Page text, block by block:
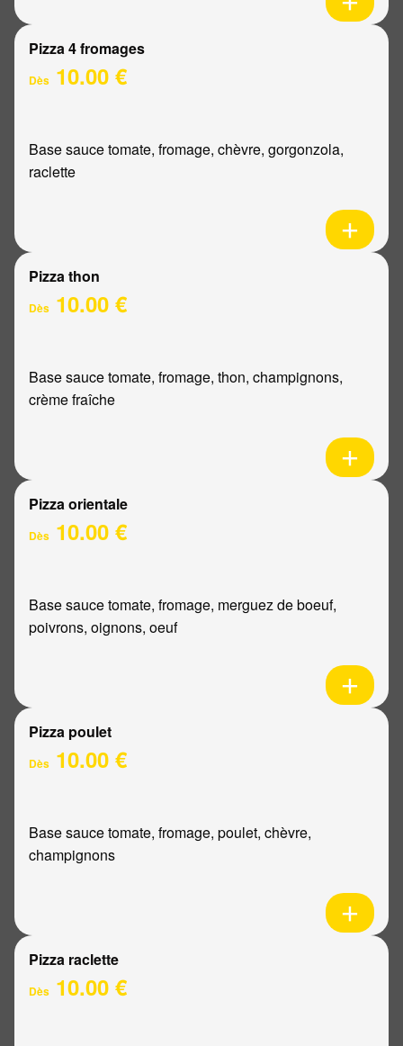
Pizza 4 fromages
Dès 10.00 €
Base sauce tomate, fromage, chèvre, gorgonzola,
raclette
Pizza thon
Dès 10.00 €
Base sauce tomate, fromage, thon, champignons,
crème fraîche
Pizza orientale
Dès 10.00 €
Base sauce tomate, fromage, merguez de boeuf,
poivrons, oignons, oeuf
Pizza poulet
Dès 10.00 €
Base sauce tomate, fromage, poulet, chèvre,
champignons
Pizza raclette
Dès 10.00 €